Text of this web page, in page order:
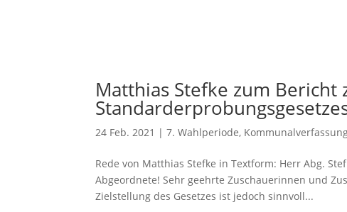
Matthias Stefke zum Bericht
24 Feb. 2021 |7. Wahlperiode,
Rede von Matthias Stefke in Textform: Herr Abg.
Abgeordnete! Sehr geehrte Zuschauerinnen und
Zielstellung des Gesetzes ist jedoch sinnvoll...